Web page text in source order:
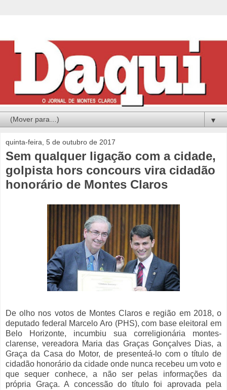
▼
quinta-feira, 5 de outubro de 2017
Sem qualquer ligação com a cidade,
golpista hors concours vira cidadão
honorário de Montes Claros
De olho nos votos de Montes Claros e região em 2018, o
deputado federal Marcelo Aro (PHS), com base eleitoral em
Belo Horizonte, incumbiu sua correligionária montes-
clarense, vereadora Maria das Graças Gonçalves Dias, a
Graça da Casa do Motor, de presenteá-lo com o título de
cidadão honorário da cidade onde nunca recebeu um voto e
que sequer conhece, a não ser pelas informações da
própria Graça. A concessão do título foi aprovada pela